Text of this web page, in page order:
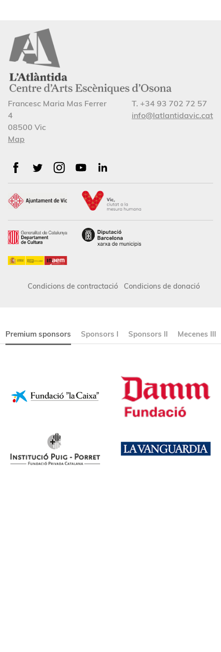
Francesc Maria Mas Ferrer
4
08500 Vic
Map
T. +34 93 702 72 57
info@latlantidavic.cat
Condicions de contractació Condicions de donació
Premium sponsors Sponsors I Sponsors II Mecenes III